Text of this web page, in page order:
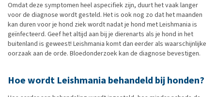
Omdat deze symptomen heel aspecifiek zijn, duurt het vaak langer
voor de diagnose wordt gesteld. Het is ook nog zo dat het maanden
kan duren voor je hond ziek wordt nadat je hond met Leishmania is
geïnfecteerd. Geef het altijd aan bij je dierenarts als je hond in het
buitenland is geweest! Leishmania komt dan eerder als waarschijnlijke
oorzaak aan de orde. Bloedonderzoek kan de diagnose bevestigen.
Hoe wordt Leishmania behandeld bij honden?